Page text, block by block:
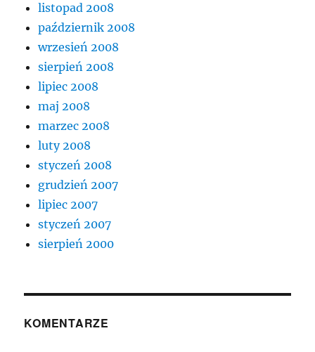
listopad 2008
październik 2008
wrzesień 2008
sierpień 2008
lipiec 2008
maj 2008
marzec 2008
luty 2008
styczeń 2008
grudzień 2007
lipiec 2007
styczeń 2007
sierpień 2000
KOMENTARZE